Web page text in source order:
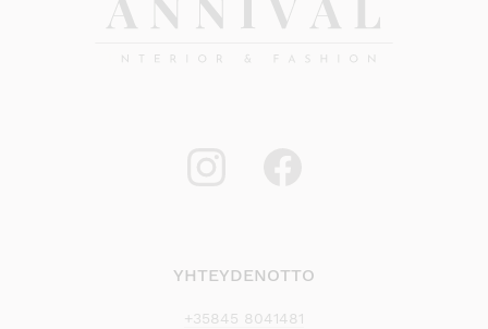
YHTEYDENOTTO
+35845 8041481